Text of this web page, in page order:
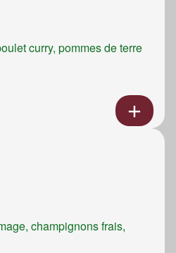
curry, pommes de terre
champignons frais,